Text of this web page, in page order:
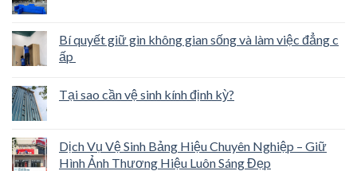
Bí quyết giữ gìn không gian sống và làm việc đẳng c
ấp
Tại sao cần vệ sinh kính định kỳ?
Dịch Vụ Vệ Sinh Bảng Hiệu Chuyên Nghiệp – Giữ
Hình Ảnh Thương Hiệu Luôn Sáng Đẹp